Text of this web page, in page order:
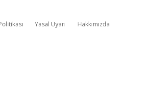
Yasal Uyarı Hakkımızda